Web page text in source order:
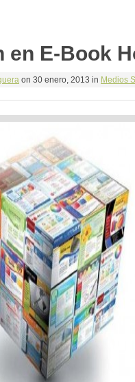
en E-Book
on 30 enero, 2013 in Medios